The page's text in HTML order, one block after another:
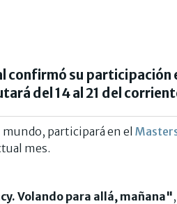
confirmó su participación
del 14 al 21 del
participará en el
mes.
Volando para allá, mañana"